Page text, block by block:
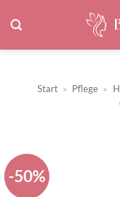
Inhalt
springen
Start » Pflege »
-50%